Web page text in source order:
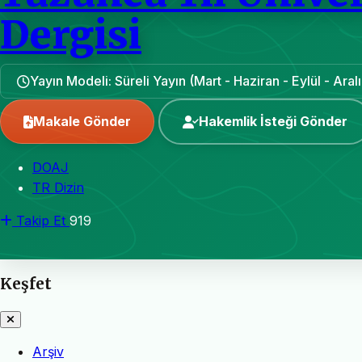
Dergisi
Yayın Modeli: Süreli Yayın (Mart - Haziran - Eylül -
Makale Gönder Hakemlik İsteği Gönder
DOAJ
TR Dizin
Takip Et 919
Keşfet
Arşiv